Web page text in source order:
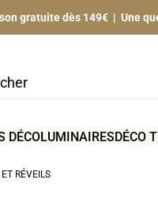
gratuite dès 149€ | Une
DÉCOLUMINAIRES DÉCO
ET RÉVEILS